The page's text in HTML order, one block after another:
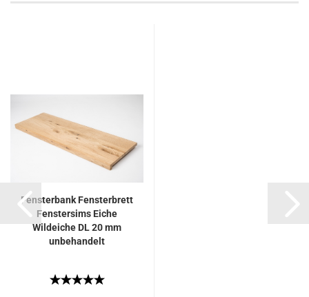
Fensterbank Fensterbrett
Fenstersims Eiche
Wildeiche DL 20 mm
unbehandelt